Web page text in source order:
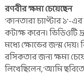
রণবীর ক্ষমা চেয়েছেন
'কানতারা চ্যাপ্টার ১'-
কটাক্ষ করেন।
মধ্যে ক্ষোভের জন্ম দেয়।
রসিকতার জন্য ক্ষমা
লিখেছিলেন, 'আমি